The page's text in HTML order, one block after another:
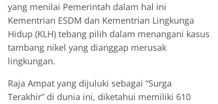
yang menilai Pemerintah dalam hal ini
Kementrian ESDM dan Kementrian Lingkunga
Hidup (KLH) tebang pilih dalam menangani kasus
tambang nikel yang dianggap merusak
lingkungan.
Raja Ampat yang dijuluki sebagai “Surga
Terakhir” di dunia ini, diketahui memiliki 610